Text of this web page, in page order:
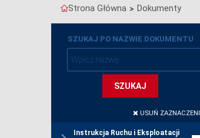
Strona Główna > Dokumenty
SZUKAJ PO NAZWIE DOKUMENTU
SZUKAJ
USUŃ
Instrukcja Ruchu i Eksploatacji